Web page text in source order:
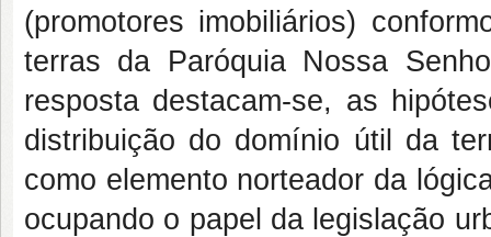
(promotores imobiliários)
terras da Paróquia Nossa
resposta destacam-se, as
distribuição do domínio útil da
como elemento norteador da
ocupando o papel da legislação